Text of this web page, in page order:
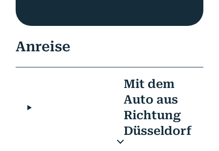
Anreise
Mit dem
Auto aus
Richtung
Düsseldorf